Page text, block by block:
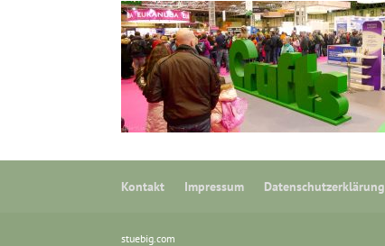
Kontakt Impressum Datenschutzerklärung
stuebig.com